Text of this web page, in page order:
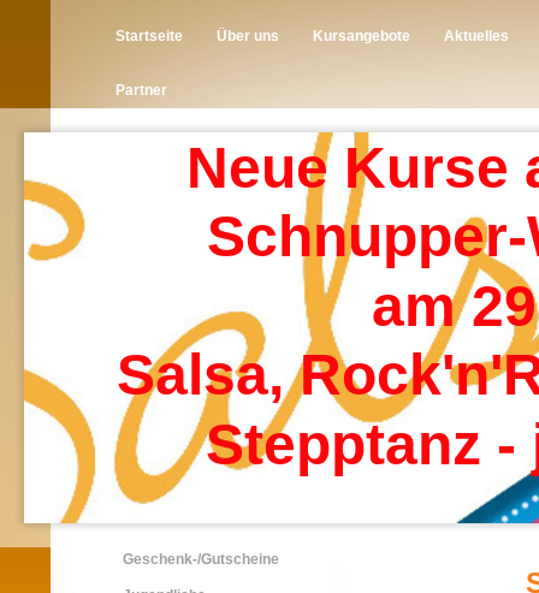
Startseite Über uns Kursangebote Aktuelles
Partner
Neue Kurse
am
Salsa,
Stepptanz -
Geschenk-/Gutscheine